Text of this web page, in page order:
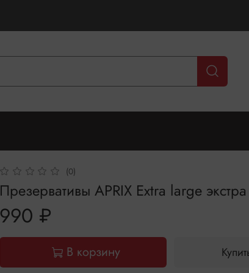
(0)
Презервативы APRIX Extra large
990 ₽
В корзину